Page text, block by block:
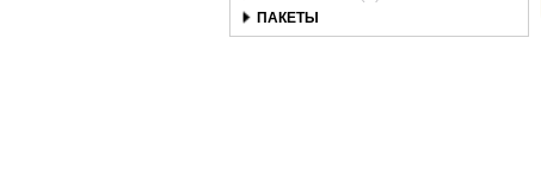
ПАКЕТЫ